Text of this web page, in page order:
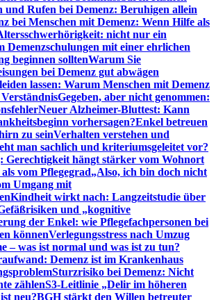
und Rufen bei Demenz: Beruhigen allein
bei Menschen mit Demenz: Wenn Hilfe als
nicht nur ein
Demenzschulungen mit einer ehrlichen
beginnen solltenWarum Sie
bei Demenz gut abwägen
lassen: Warum Menschen mit Demenz
Gegeben, aber nicht genommen:
Neuer Alzheimer-Bluttest: Kann
vorhersagen?Enkel betreuen
zu seinVerhalten verstehen und
man sachlich und kriteriumsgeleitet vor?
Gerechtigkeit hängt stärker vom Wohnort
vom Pflegegrad„Also, ich bin doch nicht
Umgang mit
Kindheit wirkt nach: Langzeitstudie über
und „kognitive
der Enkel: wie Pflegefachpersonen bei
könnenVerlegungsstress nach Umzug
– was ist normal und was ist zu tun?
Demenz ist im Krankenhaus
Sturzrisiko bei Demenz: Nicht
zählenS3-Leitlinie „Delir im höheren
neu?BGH stärkt den Willen betreuter